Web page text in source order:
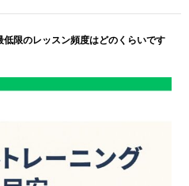
限のレッスン頻度はどのくらいです